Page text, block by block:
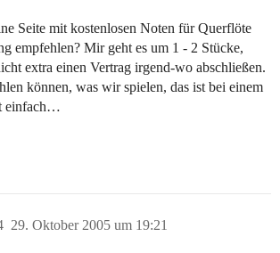
Seite mit kostenlosen Noten für Querflöte
empfehlen? Mir geht es um 1 - 2 Stücke,
extra einen Vertrag irgend-wo abschließen.
können, was wir spielen, das ist bei einem
einfach…
29. Oktober 2005 um 19:21